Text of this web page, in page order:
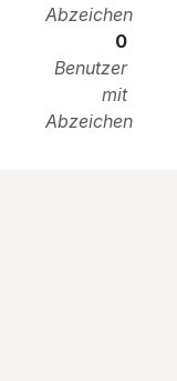
Abzeichen
0
Benutzer
mit
Abzeichen